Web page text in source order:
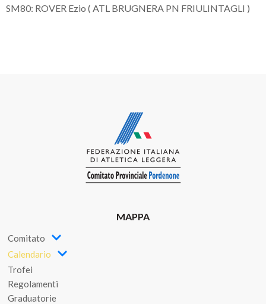
SM80: ROVER Ezio ( ATL BRUGNERA PN FRIULINTAGLI )
MAPPA
Comitato
Calendario
Trofei
Regolamenti
Graduatorie